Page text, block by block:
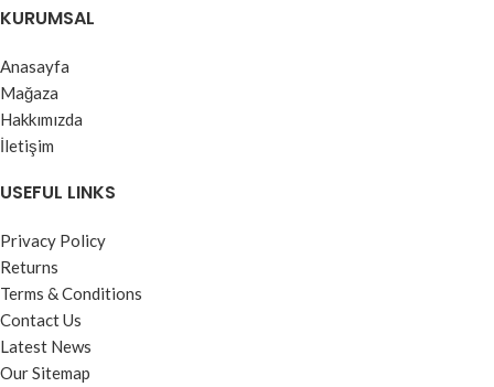
KURUMSAL
Anasayfa
Mağaza
Hakkımızda
İletişim
USEFUL LINKS
Privacy Policy
Returns
Terms & Conditions
Contact Us
Latest News
Our Sitemap